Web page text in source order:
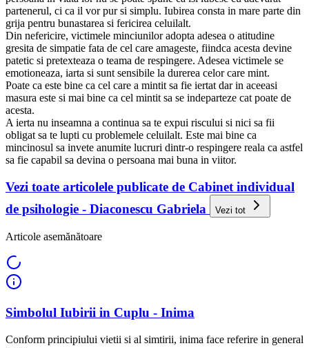
partenerul, ci ca il vor pur si simplu. Iubirea consta in mare parte din
grija pentru bunastarea si fericirea celuilalt.
Din nefericire, victimele minciunilor adopta adesea o atitudine
gresita de simpatie fata de cel care amageste, fiindca acesta devine
patetic si pretexteaza o teama de respingere. Adesea victimele se
emotioneaza, iarta si sunt sensibile la durerea celor care mint.
Poate ca este bine ca cel care a mintit sa fie iertat dar in aceeasi
masura este si mai bine ca cel mintit sa se indeparteze cat poate de
acesta.
A ierta nu inseamna a continua sa te expui riscului si nici sa fii
obligat sa te lupti cu problemele celuilalt. Este mai bine ca
mincinosul sa invete anumite lucruri dintr-o respingere reala ca astfel
sa fie capabil sa devina o persoana mai buna in viitor.
Vezi toate articolele publicate de Cabinet individual
de psihologie - Diaconescu Gabriela
Vezi tot
Articole asemănătoare
Simbolul Iubirii in Cuplu - Inima
Conform principiului vietii si al simtirii, inima face referire in general